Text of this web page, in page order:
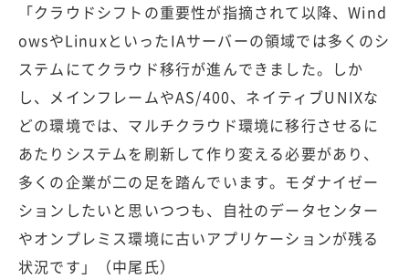
「クラウドシフトの重要性が指摘されて以降、Wind
owsやLinuxといったIAサーバーの領域では多くのシ
ステムにてクラウド移行が進んできました。しか
し、メインフレームやAS/400、ネイティブUNIXな
どの環境では、マルチクラウド環境に移行させるに
あたりシステムを刷新して作り変える必要があり、
多くの企業が二の足を踏んでいます。モダナイゼー
ションしたいと思いつつも、自社のデータセンター
やオンプレミス環境に古いアプリケーションが残る
状況です」（中尾氏）